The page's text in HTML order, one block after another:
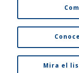
Mira el